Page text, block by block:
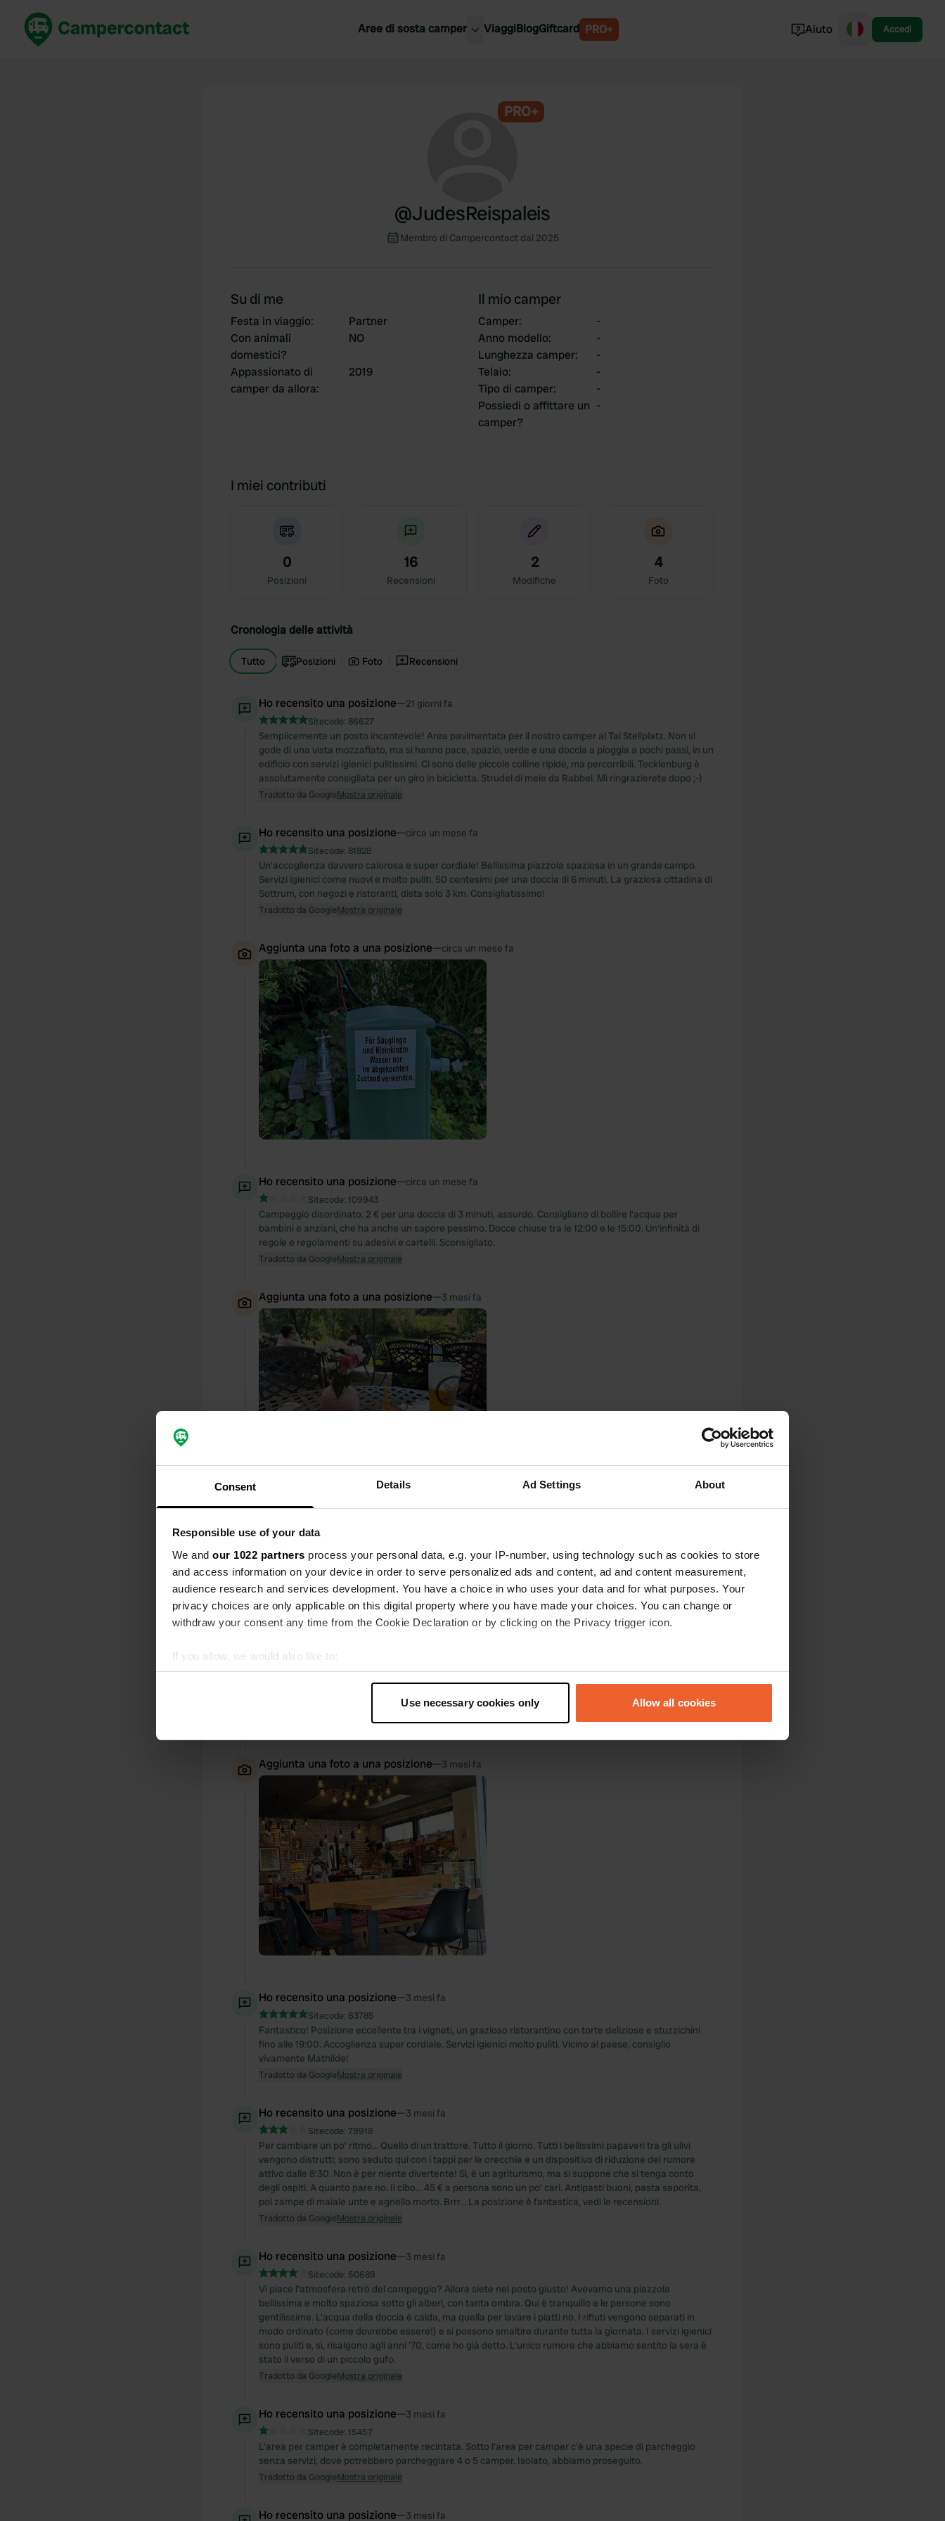
Consent Details Ad Settings About
Responsible use of your data
We and our 1022 partners process your personal data, e.g. your IP-number, using technology such as cookies to store
and access information on your device in order to serve personalized ads and content, ad and content measurement,
audience research and services development. You have a choice in who uses your data and for what purposes. Your
privacy choices are only applicable on this digital property where you have made your choices. You can change or
withdraw your consent any time from the Cookie Declaration or by clicking on the Privacy trigger icon.
If you allow, we would also like to:
Collect information about your geographical location which can be accurate to within several meters
Find out more about how your personal data is processed and set your preferences in the
information about your use of our site with our social media, advertising and analytics partners who may combine it with
other information that you’ve provided to them or that they’ve collected from your use of their services.
Use necessary cookies only Allow all cookies
Aree di sosta camper ViaggiBlogGiftcard PRO+ Aiuto Accedi
PRO+
@JudesReispaleis
Membro di Campercontact dal 2025
Su di me
Festa in viaggio:
Partner
Con animali
domestici?
NO
Appassionato di
camper da allora:
2019
Il mio camper
Camper:
-
Anno modello:
-
Lunghezza camper:
-
Telaio:
-
Tipo di camper:
-
Possiedi o affittare un
camper?
-
I miei contributi
0
Posizioni
16
Recensioni
2
Modifiche
4
Foto
Cronologia delle attività
Tutto Posizioni Foto Recensioni
Ho recensito una posizione—21 giorni fa
Sitecode: 86627
Semplicemente un posto incantevole! Area pavimentata per il nostro camper al Tal Stellplatz. Non si
gode di una vista mozzafiato, ma si hanno pace, spazio, verde e una doccia a pioggia a pochi passi, in un
edificio con servizi igienici pulitissimi. Ci sono delle piccole colline ripide, ma percorribili. Tecklenburg è
assolutamente consigliata per un giro in bicicletta. Strudel di mele da Rabbel. Mi ringrazierete dopo ;-)
Tradotto da GoogleMostra originale
Ho recensito una posizione—circa un mese fa
Sitecode: 81828
Un'accoglienza davvero calorosa e super cordiale! Bellissima piazzola spaziosa in un grande campo.
Servizi igienici come nuovi e molto puliti. 50 centesimi per una doccia di 6 minuti. La graziosa cittadina di
Sottrum, con negozi e ristoranti, dista solo 3 km. Consigliatissimo!
Tradotto da GoogleMostra originale
Aggiunta una foto a una posizione—circa un mese fa
Ho recensito una posizione—circa un mese fa
Sitecode: 109943
Campeggio disordinato. 2 € per una doccia di 3 minuti, assurdo. Consigliano di bollire l'acqua per
bambini e anziani, che ha anche un sapore pessimo. Docce chiuse tra le 12:00 e le 15:00. Un'infinità di
regole e regolamenti su adesivi e cartelli. Sconsigliato.
Tradotto da GoogleMostra originale
Aggiunta una foto a una posizione—3 mesi fa
Aggiunta una foto a una posizione
Aggiunta una foto a una posizione—3 mesi fa
Ho recensito una posizione—3 mesi fa
Sitecode: 63785
Fantastico! Posizione eccellente tra i vigneti, un grazioso ristorantino con torte deliziose e stuzzichini
fino alle 19:00. Accoglienza super cordiale. Servizi igienici molto puliti. Vicino al paese, consiglio
vivamente Mathilde!
Tradotto da GoogleMostra originale
Ho recensito una posizione—3 mesi fa
Sitecode: 79918
Per cambiare un po' ritmo… Quello di un trattore. Tutto il giorno. Tutti i bellissimi papaveri tra gli ulivi
vengono distrutti; sono seduto qui con i tappi per le orecchie e un dispositivo di riduzione del rumore
attivo dalle 8:30. Non è per niente divertente! Sì, è un agriturismo, ma si suppone che si tenga conto
degli ospiti. A quanto pare no. Il cibo… 45 € a persona sono un po' cari. Antipasti buoni, pasta saporita,
poi zampe di maiale unte e agnello morto. Brrr… La posizione è fantastica, vedi le recensioni.
Tradotto da GoogleMostra originale
Ho recensito una posizione—3 mesi fa
Sitecode: 50689
Vi piace l'atmosfera retrò del campeggio? Allora siete nel posto giusto! Avevamo una piazzola
bellissima e molto spaziosa sotto gli alberi, con tanta ombra. Qui è tranquillo e le persone sono
gentilissime. L'acqua della doccia è calda, ma quella per lavare i piatti no. I rifiuti vengono separati in
modo ordinato (come dovrebbe essere!) e si possono smaltire durante tutta la giornata. I servizi igienici
sono puliti e, sì, risalgono agli anni '70, come ho già detto. L'unico rumore che abbiamo sentito la sera è
stato il verso di un piccolo gufo.
Tradotto da GoogleMostra originale
Ho recensito una posizione—3 mesi fa
Sitecode: 15457
L'area per camper è completamente recintata. Sotto l'area per camper c'è una specie di parcheggio
senza servizi, dove potrebbero parcheggiare 4 o 5 camper. Isolato, abbiamo proseguito.
Tradotto da GoogleMostra originale
Ho recensito una posizione—3 mesi fa